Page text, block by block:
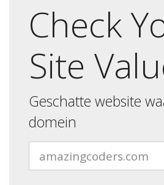
Check
Site
Geschatte website
domein